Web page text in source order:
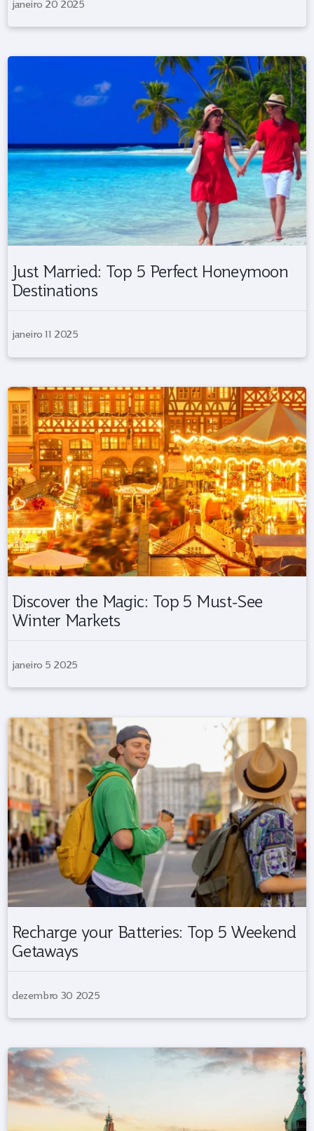
janeiro 20 2025
Just Married: Top 5 Perfect Honeymoon
Destinations
janeiro 11 2025
Discover the Magic: Top 5 Must-See
Winter Markets
janeiro 5 2025
Recharge your Batteries: Top 5 Weekend
Getaways
dezembro 30 2025